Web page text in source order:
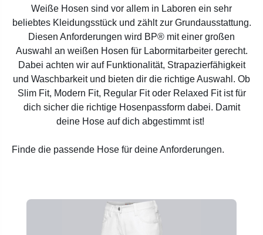
Weiße Hosen sind vor allem in Laboren ein sehr
beliebtes Kleidungsstück und zählt zur Grundausstattung.
Diesen Anforderungen wird BP® mit einer großen
Auswahl an weißen Hosen für Labormitarbeiter gerecht.
Dabei achten wir auf Funktionalität, Strapazierfähigkeit
und Waschbarkeit und bieten dir die richtige Auswahl. Ob
Slim Fit, Modern Fit, Regular Fit oder Relaxed Fit ist für
dich sicher die richtige Hosenpassform dabei. Damit
deine Hose auf dich abgestimmt ist!
Finde die passende Hose für deine Anforderungen.